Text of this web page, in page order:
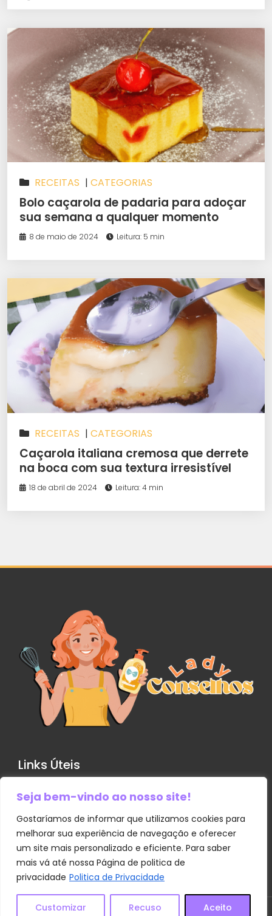
Seja bem-vindo ao nosso site!
Gostaríamos de informar que utilizamos cookies para
melhorar sua experiência de navegação e oferecer
um site mais personalizado e eficiente. Para saber
mais vá até nossa Página de politica de
privacidade Politica de Privacidade
Customizar Recuso Aceito
RECEITAS | CATEGORIAS
Bolo caçarola de padaria para adoçar
sua semana a qualquer momento
8 de maio de 2024 Leitura: 5 min
RECEITAS | CATEGORIAS
Caçarola italiana cremosa que derrete
na boca com sua textura irresistível
18 de abril de 2024 Leitura: 4 min
Links Úteis
Contato
Política de Privacidade
Sobre Nós
Termos e Condições
Transparência